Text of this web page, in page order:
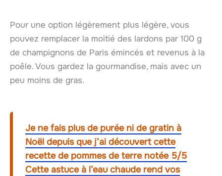
Pour une option légèrement plus légère, vous
pouvez remplacer la moitié des lardons par 100 g
de champignons de Paris émincés et revenus à la
poêle. Vous gardez la gourmandise, mais avec un
peu moins de gras.
Je ne fais plus de purée ni de gratin à
Noël depuis que j’ai découvert cette
recette de pommes de terre notée 5/5
Cette astuce à l’eau chaude rend vos